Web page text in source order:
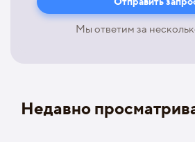
Мы ответим за
Недавно